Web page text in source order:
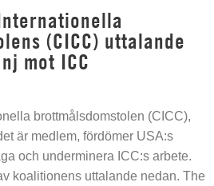
(CICC) uttalande
mot ICC
brottmålsdomstolen (CICC),
är medlem, fördömer USA:s
och underminera ICC:s arbete.
koalitionens uttalande nedan. The